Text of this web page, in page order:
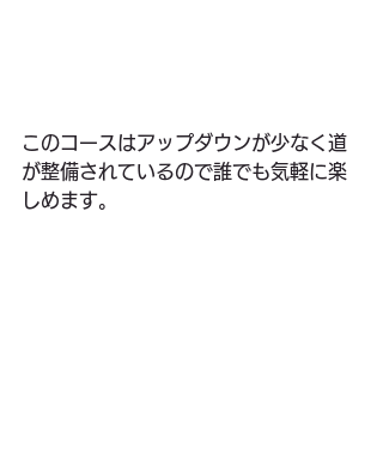
このコースはアップダウンが少なく道
が整備されているので誰でも気軽に楽
しめます。